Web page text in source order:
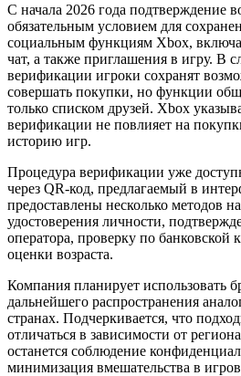
С начала 2026 года подтверждение
обязательным условием для
социальным функциям Xbox,
чат, а также приглашения в игру. В
верификации игроки сохранят
совершать покупки, но функции
только списком друзей. Xbox
верификации не повлияет на
историю игр.
Процедура верификации уже
через QR-код, предлагаемый в
предоставлены несколько методов
удостоверения личности,
оператора, проверку по банковской
оценки возраста.
Компания планирует использовать
дальнейшего распространения
странах. Подчеркивается, что
отличаться в зависимости от
останется соблюдение
минимизация вмешательства в